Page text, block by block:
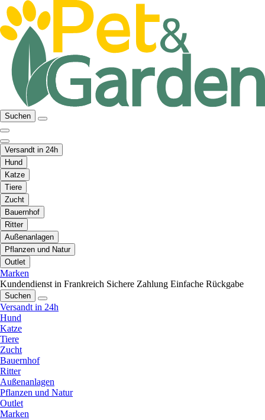
Suchen
Versandt in 24h
Hund
Katze
Tiere
Zucht
Bauernhof
Ritter
Außenanlagen
Pflanzen und Natur
Outlet
Marken
Kundendienst in Frankreich Sichere Zahlung Einfache Rückgabe
Suchen
Versandt in 24h
Hund
Katze
Tiere
Zucht
Bauernhof
Ritter
Außenanlagen
Pflanzen und Natur
Outlet
Marken